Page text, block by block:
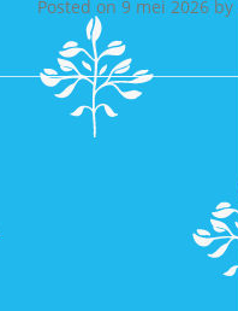
Posted on 9 mei 2026 by